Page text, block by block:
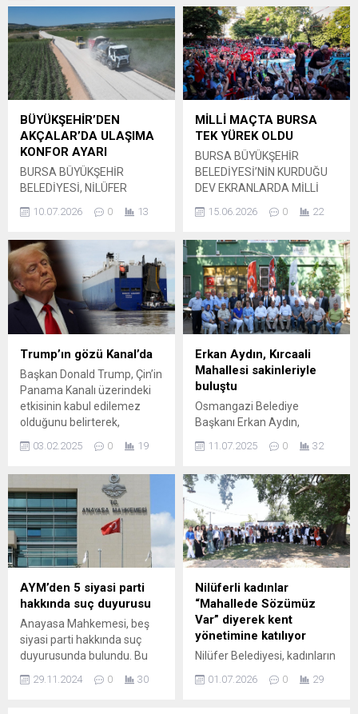
BÜYÜKŞEHİR’DEN
AKÇALAR’DA ULAŞIMA
KONFOR AYARI
BURSA BÜYÜKŞEHİR
BELEDİYESİ, NİLÜFER
İLÇESİNDE BAKIM VE
ONARIMA İHTİYAÇ
YENİLEME ÇALIŞMALARINA
HIZ VERDİ. Bursa Büyükşehir
Belediyesi, Nilüfer ilçesine
bağlı Akçalar Mahallesi’nde
ulaşım güvenliği ve
konforunu artırmak
amacıyla sathi kaplama
çalışmalarına başladı.
Ulaşım Dairesi Başkanlığı
tarafından 3 farklı noktada
yürütülen çalışmalar
kapsamında, Akçalar
Mahallesi–Karacaoba
4.500...
10.07.2026 0 13
MİLLİ MAÇTA BURSA
TEK YÜREK OLDU
BURSA BÜYÜKŞEHİR
BELEDİYESİ’NİN KURDUĞU
DEV EKRANLARDA MİLLİ
MAÇI İZLEYEN BİNLERCE
BURSALI, ‘BİZİM
Binlerce Bursalı, Bursa
Büyükşehir Belediyesi
tarafından Tarihi Ulu Cami
önündeki Orhangazi
Meydanı ve Gemlik İskele
Meydanı’nda kurulan dev
ekranda, A Milli Futbol
Takımı’nın Dünya
Kupası’ndaki Avustralya
karşılaşmasını omuz omuza
izledi. Karşılaşma öncesinde
Orhangazi Meydanı Türk...
15.06.2026 0 22
Trump’ın gözü Kanal’da
Başkan Donald Trump, Çin’in
Panama Kanalı üzerindeki
etkisinin kabul edilemez
olduğunu belirterek,
alacağız ya da çok güçlü bir
kanalın kontrolünün Çin’den
uzaklaştırılması için
Panama yönetimine baskı
yaparken, Devlet Başkanı
Jose Raul Mulino kanalın
egemenliğinin tartışmaya
kapalı olduğunu vurguladı.
03.02.2025 0 19
Erkan Aydın, Kırcaali
Mahallesi sakinleriyle
buluştu
Osmangazi Belediye
Başkanı Erkan Aydın,
ile kahvaltı yaparak güne
vatandaşlarla uzun uzun
sohbet eden Başkan Aydın,
daha sonra cadde ve
sokakları gezerek
mahalledeki sıkıntıları
yerinde inceledi.Osmangazi
Belediye Başkanı Erkan
Aydın, her hafta farklı bir
mahallede düzenlenen
kahvaltı programı ile
Osmangazili yurttaşlar ile
bir...
11.07.2025 0 32
AYM’den 5 siyasi parti
hakkında suç duyurusu
Anayasa Mahkemesi, beş
siyasi parti hakkında suç
duyurusunda bulundu. Bu
durumun arka planı, siyasi
etkileri ve olası sonuçları
29.11.2024 0 30
Nilüferli kadınlar
“Mahallede Sözümüz
Var” diyerek kent
yönetimine katılıyor
Nilüfer Belediyesi, kadınların
mahalle ve kent
yaşamındaki rolünü
01.07.2026 0 29